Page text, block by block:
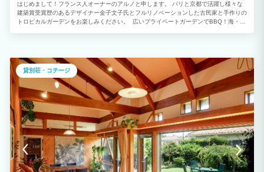
はじめまして！フランス人オーナーのアルノと申します。 パリと京都で活躍し様々な
建築賞受賞歴のあるデザイナー金子文子氏とフルリノベーションした古民家と手作りの
トロピカルガーデンをお楽しみください。 広いプライベートガーデンでBBQ！海・
など、波乗り天国！ 海も山も、すぐそばに。 伊豆大島、富士山がみられる「花嫁街道
ハイキングコース」まで徒歩5分。トレイルランニング可！ 【この場所だけの特別な
体験】 ・和田町は「星空保護区」認定に向けた活動中。晴れた夜には天の川が輝く美
しい星空が楽しめます。 ・地魚を扱う鮮魚店が車で数分の距離にあり、イセエビやア
ワビ、金目鯛など新鮮な海の幸をそのまま調理できます。 ◼︎間取り：126㎡/3LDK・
800㎡のプライベートガーデン付き 1階 ・リビングダイニング（ソファ1台＋デイベッ
ド1台） ・和室（布団6組） ・サンルーム ・バスルーム ・トイレ 2階 ・マスターベッ
ドルーム（ダブルベッド1台＋デスク） ・ベッドルーム（ダブルベッド1台＋折り畳み
ベビーベッド） ・シンク付きトイレ 庭 ・アウトドアキッチン ・Waberバーベキュー
コンロ ・屋根付きパティオ（雨天時もバーベキュー可） ・アウトドアテーブル&チェ
ア
貸別荘・コテージ